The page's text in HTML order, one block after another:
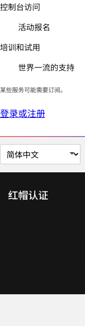
控制台访问
活动报名
培训和试用
世界一流的支持
某些服务可能需要订阅。
登录或注册
切
换
面红帽认证